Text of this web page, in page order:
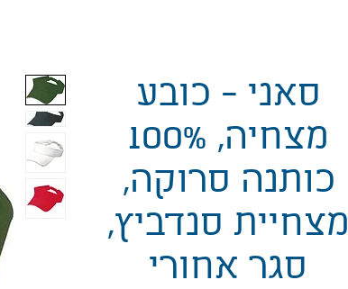
סאני - כובע
מצחיה, 100%
כותנה סרוקה,
מצחיית סנדביץ,
סגר אחורי